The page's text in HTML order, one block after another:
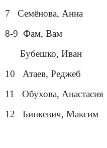
7 Семёнова,
8-9 Фам,
Бубешко,
10 Атаев,
11 Обухова,
12 Бинкевич,